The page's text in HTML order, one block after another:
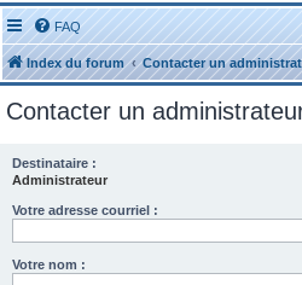
FAQ
Index du forum Contacter un
Contacter un
Destinataire :
Administrateur
Votre adresse courriel :
Votre nom :